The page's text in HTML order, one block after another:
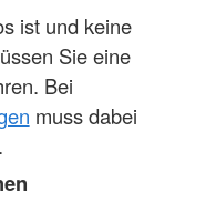
ist und keine
Sie eine
Bei
muss dabei